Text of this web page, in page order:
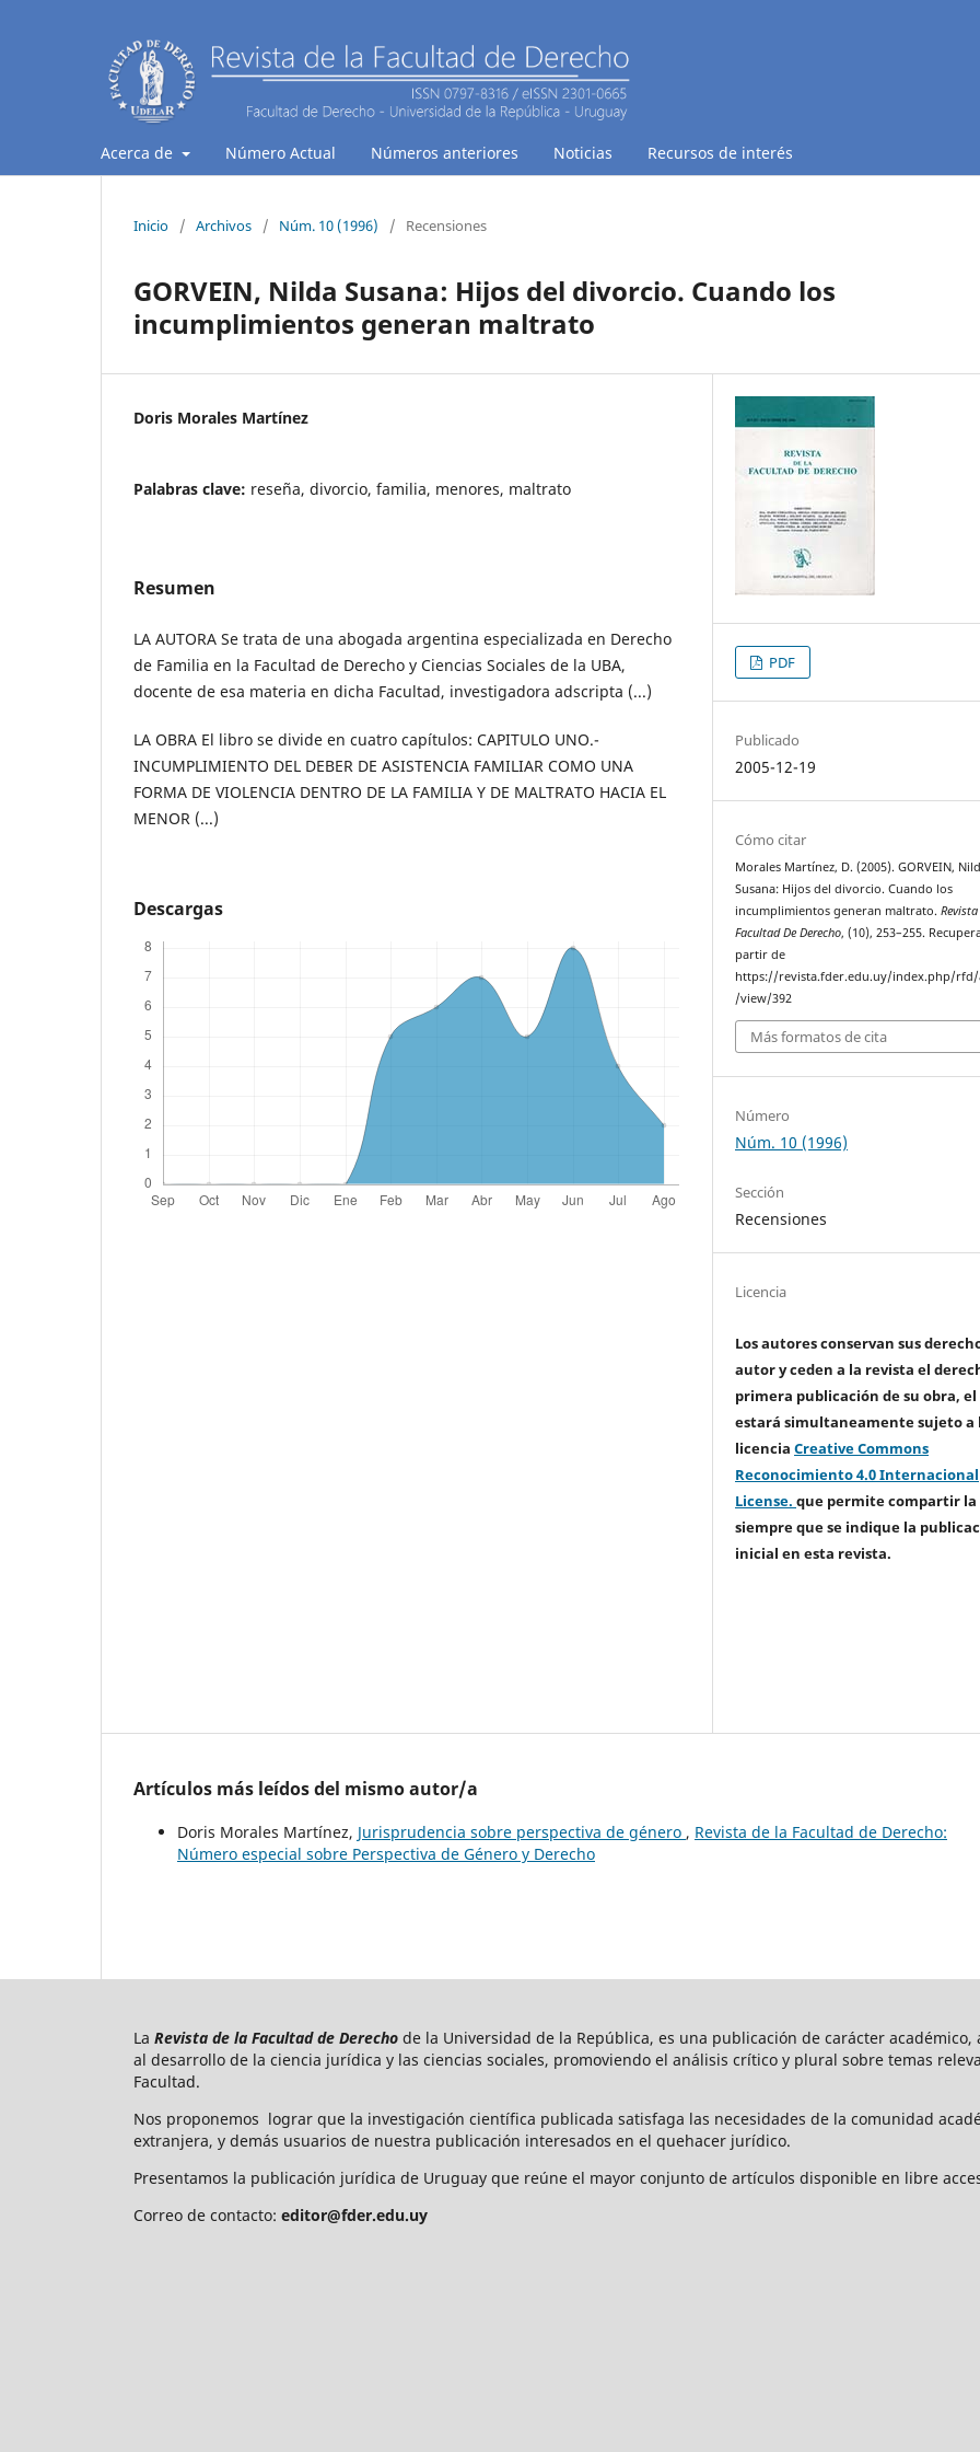
Acerca de Número Actual Números anteriores Noticias Recursos de interés
Inicio / Archivos / Núm. 10 (1996) / Recensiones
GORVEIN, Nilda Susana: Hijos del divorcio. Cuando los
incumplimientos generan maltrato
Doris Morales Martínez
Palabras clave: reseña, divorcio, familia, menores, maltrato
Resumen
LA AUTORA Se trata de una abogada argentina especializada en Derecho
de Familia en la Facultad de Derecho y Ciencias Sociales de la UBA,
docente de esa materia en dicha Facultad, investigadora adscripta (...)
LA OBRA El libro se divide en cuatro capítulos: CAPITULO UNO.-
INCUMPLIMIENTO DEL DEBER DE ASISTENCIA FAMILIAR COMO UNA
FORMA DE VIOLENCIA DENTRO DE LA FAMILIA Y DE MALTRATO HACIA EL
MENOR (...)
Descargas
PDF
Publicado
2005-12-19
Cómo citar
Morales Martínez, D. (2005). GORVEIN,
Susana: Hijos del divorcio. Cuando los
incumplimientos generan maltrato.Revista
Facultad De Derecho, (10), 253–255.
partir de
https://revista.fder.edu.uy/index.php/
/view/392
Más formatos de cita
Número
Núm. 10 (1996)
Sección
Recensiones
Licencia
Los autores conservan sus
autor y ceden a la revista el
primera publicación de su obra, el
estará simultaneamente sujeto a
licenciaCreative Commons
Reconocimiento 4.0 Internacional
License.que permite compartir la
siempre que se indique la
inicial en esta revista.
Artículos más leídos del mismo autor/a
Doris Morales Martínez, Jurisprudencia sobre perspectiva de género , Revista de la Facultad de Derecho:
Número especial sobre Perspectiva de Género y Derecho
La Revista de la Facultad de Derecho de la Universidad de la República, es una publicación de carácter
al desarrollo de la ciencia jurídica y las ciencias sociales, promoviendo el análisis crítico y plural sobre temas
Facultad.
Nos proponemos lograr que la investigación científica publicada satisfaga las necesidades de la comunidad
extranjera, y demás usuarios de nuestra publicación interesados en el quehacer jurídico.
Presentamos la publicación jurídica de Uruguay que reúne el mayor conjunto de artículos disponible en libre
Correo de contacto: editor@fder.edu.uy